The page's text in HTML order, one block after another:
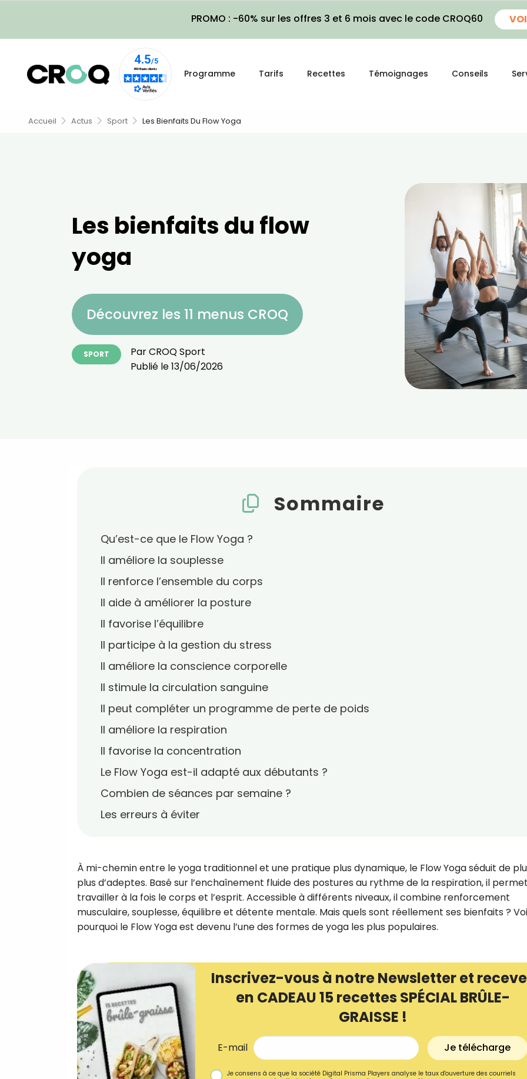
PROMO : -60% sur les offres 3 et 6 mois avec le code CROQ60
Programme Tarifs Recettes Témoignages Conseils
Accueil Actus Sport Les Bienfaits Du Flow Yoga
Les bienfaits du flow
yoga
Découvrez les 11 menus CROQ
SPORT ParCROQ Sport
Publié le13/06/2026
Sommaire
Qu’est-ce que le Flow Yoga ?
Il améliore la souplesse
Il renforce l’ensemble du corps
Il aide à améliorer la posture
Il favorise l’équilibre
Il participe à la gestion du stress
Il améliore la conscience corporelle
Il stimule la circulation sanguine
Il peut compléter un programme de perte de poids
Il améliore la respiration
Il favorise la concentration
Le Flow Yoga est-il adapté aux débutants ?
Combien de séances par semaine ?
Les erreurs à éviter
À mi-chemin entre le yoga traditionnel et une pratique plus dynamique, le Flow Yoga séduit de
plus d’adeptes. Basé sur l’enchaînement fluide des postures au rythme de la respiration, il
travailler à la fois le corps et l’esprit. Accessible à différents niveaux, il combine renforcement
musculaire, souplesse, équilibre et détente mentale. Mais quels sont réellement ses bienfaits ?
pourquoi le Flow Yoga est devenu l’une des formes de yoga les plus populaires.
Inscrivez-vous à notre Newsletter et
en CADEAU 15 recettes SPÉCIAL BRÛLE-
GRAISSE !
E-mail Je télécharge
Je consens à ce que la société Digital Prisma Players analyse le taux d'ouverture des courriels
Recevez gratuitement
recettes inédites de
!
Ainsi que la newsletter